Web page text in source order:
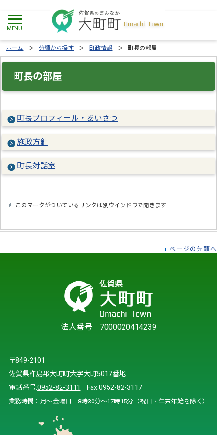
ホーム 分類から探す 町政情報 町長の部屋
町長の部屋
町長プロフィール・あいさつ
施政方針
町長対話室
このマークがついているリンクは別ウインドウで開きます
ページの先頭へ
法人番号 7000020414239
〒849-2101
佐賀県杵島郡大町町大字大町5017番地
電話番号:0952-82-3111 Fax:0952-82-3117
業務時間：月～金曜日 8時30分～17時15分（祝日・年末年始を除く）